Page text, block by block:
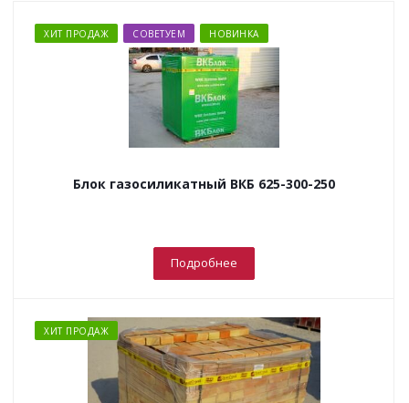
ХИТ ПРОДАЖ СОВЕТУЕМ НОВИНКА
Блок газосиликатный ВКБ 625-300-250
Подробнее
ХИТ ПРОДАЖ